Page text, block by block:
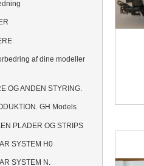
af dine modeller
OG ANDEN STYRING.
GH Models
PLADER OG STRIPS
SYSTEM H0
SYSTEM N.